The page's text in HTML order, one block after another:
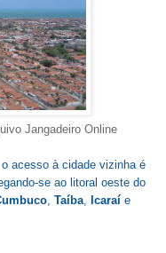
Jangadeiro Online
, o acesso à cidade vizinha é
se ao litoral oeste do
Taíba Icaraí e